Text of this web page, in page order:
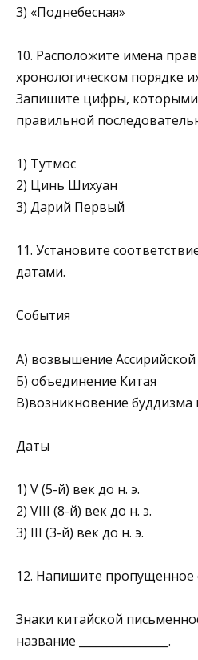
3) «Поднебесная»
10. Расположите имена
хронологическом порядке
Запишите цифры,
правильной
1) Тутмос
2) Цинь Шихуан
3) Дарий Первый
11. Установите
датами.
События
А) возвышение
Б) объединение Китая
В)возникновение
Даты
1) V (5-й) век до н. э.
2) VIII (8-й) век до н. э.
3) III (3-й) век до н. э.
12. Напишите пропущенное
Знаки китайской
название ________________.